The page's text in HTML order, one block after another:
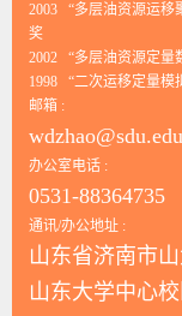
2003 “多层油资源运移
奖
2002 “多层油资源定量
1998 “二次运移定量模
邮箱 :
办公室电话 :
0531-88364735
通讯/办公地址 :
山东省济南市
山东大学中心